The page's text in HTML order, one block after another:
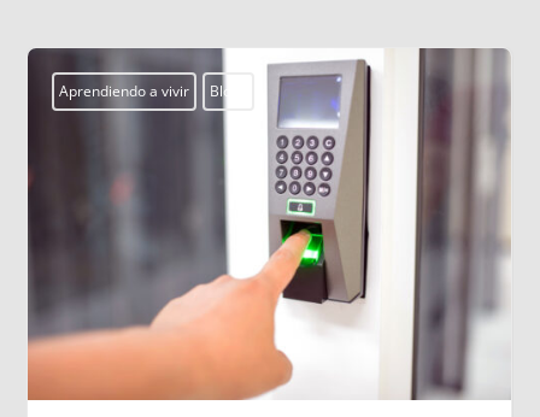
Actualidad Campobosco2026 Centros Juveniles